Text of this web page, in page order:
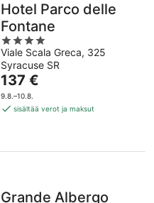
Hotel Parco delle
Fontane
4
out
of
5
Viale Scala Greca, 325
Syracuse SR
Hinta
on
137 €
137 €
9.8.–10.8.
sisältää verot ja maksut
Grande Albergo